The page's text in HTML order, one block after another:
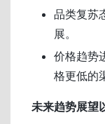
品类复苏
展。
价格趋势
格更低的
未来趋势展望